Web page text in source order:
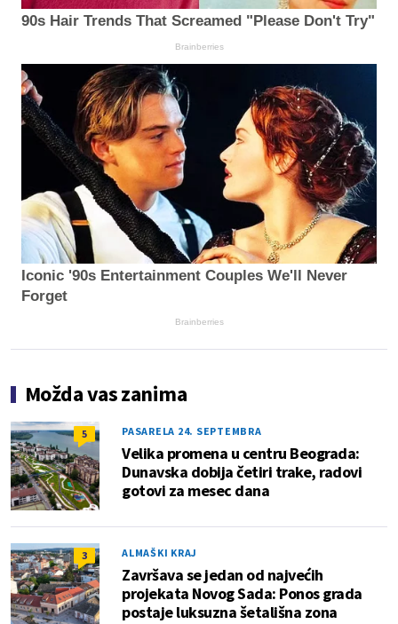
90s Hair Trends That Screamed "Please Don't Try"
Brainberries
Iconic '90s Entertainment Couples We'll Never
Forget
Brainberries
Možda vas zanima
5 PASARELA 24. SEPTEMBRA
Velika promena u centru Beograda:
Dunavska dobija četiri trake, radovi
gotovi za mesec dana
3 ALMAŠKI KRAJ
Završava se jedan od najvećih
projekata Novog Sada: Ponos grada
postaje luksuzna šetališna zona